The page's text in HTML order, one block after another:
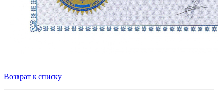
Возврат к списку